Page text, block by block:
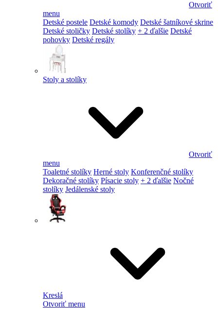
Otvoriť
menu
Detské postele Detské komody Detské šatníkové skrine
Detské stoličky Detské stolíky + 2 ďalšie Detské
pohovky Detské regály
Stoly a stolíky
Otvoriť
menu
Toaletné stolíky Herné stoly Konferenčné stolíky
Dekoračné stolíky Písacie stoly + 2 ďalšie Nočné
stolíky Jedálenské stoly
Kreslá
Otvoriť menu